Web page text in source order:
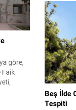
göre,
Faik
karşı
suçladı
Trump,
nefret
Beş İlde
Tespiti